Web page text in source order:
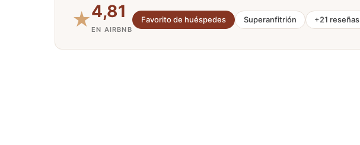
★4,81
EN AIRBNB
Favorito de huéspedes Superanfitrión +21 reseñas